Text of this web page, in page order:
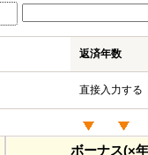
返済年数
直接入力する
ボーナス(×